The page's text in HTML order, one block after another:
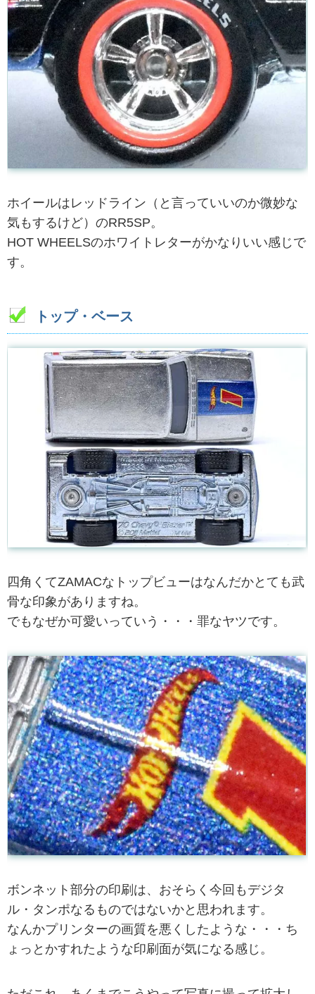
ホイールはレッドライン（と言っていいのか微妙な
気もするけど）のRR5SP。
HOT WHEELSのホワイトレターがかなりいい感じで
す。
トップ・ベース
四角くてZAMACなトップビューはなんだかとても武
骨な印象がありますね。
でもなぜか可愛いっていう・・・罪なヤツです。
ボンネット部分の印刷は、おそらく今回もデジタ
ル・タンポなるものではないかと思われます。
なんかプリンターの画質を悪くしたような・・・ち
ょっとかすれたような印刷面が気になる感じ。